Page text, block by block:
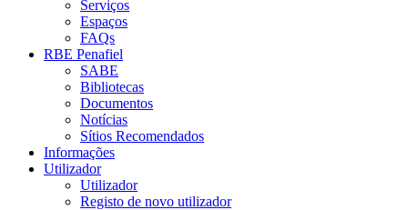
Serviços
Espaços
FAQs
RBE Penafiel
SABE
Bibliotecas
Documentos
Notícias
Sítios Recomendados
Informações
Utilizador
Utilizador
Registo de novo utilizador